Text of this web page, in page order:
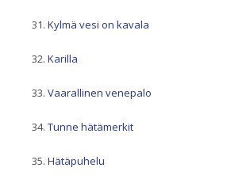
Kylmä vesi on kavala
Karilla
Vaarallinen venepalo
Tunne hätämerkit
Hätäpuhelu